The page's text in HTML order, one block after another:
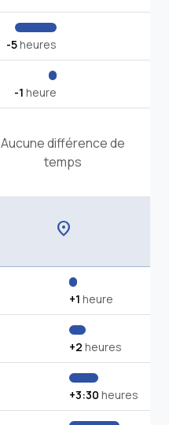
-5heures
-1 heure
Aucune différence de
temps
location_on
+1 heure
+2 heures
+3:30 heures